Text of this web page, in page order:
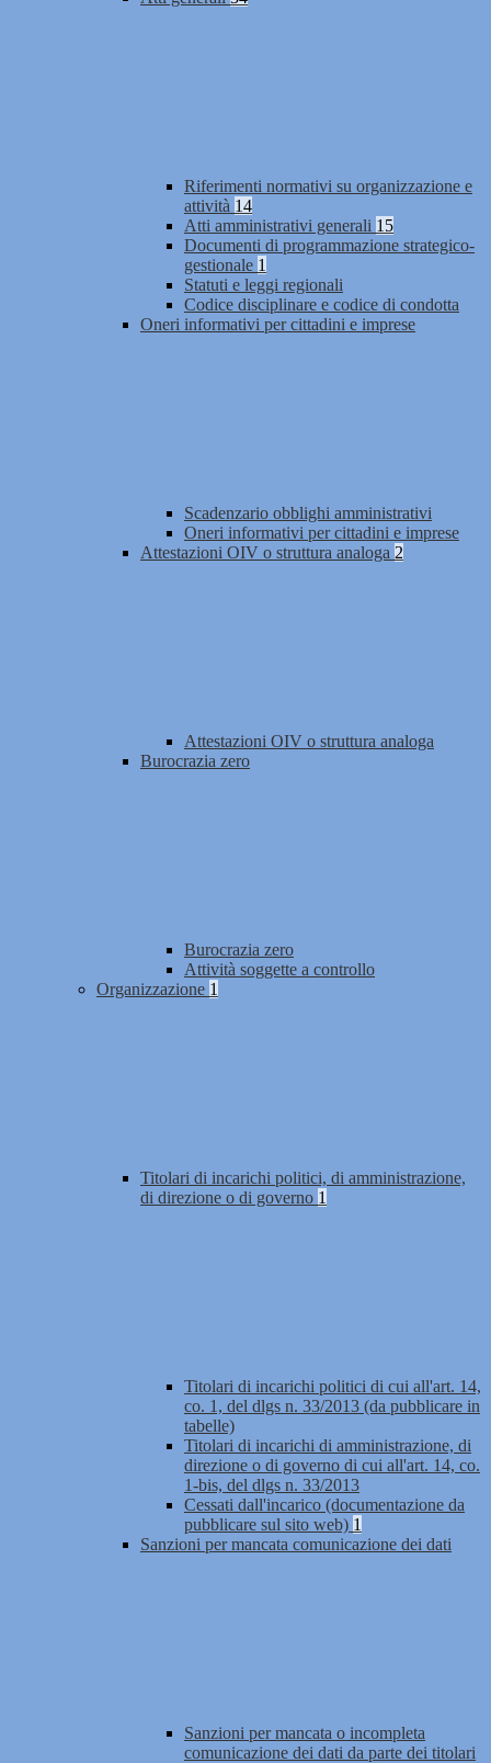
Riferimenti normativi su organizzazione e
attività 14
Atti amministrativi generali 15
Documenti di programmazione strategico-
gestionale 1
Statuti e leggi regionali
Codice disciplinare e codice di condotta
Oneri informativi per cittadini e imprese
Scadenzario obblighi amministrativi
Oneri informativi per cittadini e imprese
Attestazioni OIV o struttura analoga 2
Attestazioni OIV o struttura analoga
Burocrazia zero
Burocrazia zero
Attività soggette a controllo
Organizzazione 1
Titolari di incarichi politici, di amministrazione,
di direzione o di governo 1
Titolari di incarichi politici di cui all'art. 14,
co. 1, del dlgs n. 33/2013 (da pubblicare in
tabelle)
Titolari di incarichi di amministrazione, di
direzione o di governo di cui all'art. 14, co.
1-bis, del dlgs n. 33/2013
Cessati dall'incarico (documentazione da
pubblicare sul sito web) 1
Sanzioni per mancata comunicazione dei dati
Sanzioni per mancata o incompleta
comunicazione dei dati da parte dei titolari